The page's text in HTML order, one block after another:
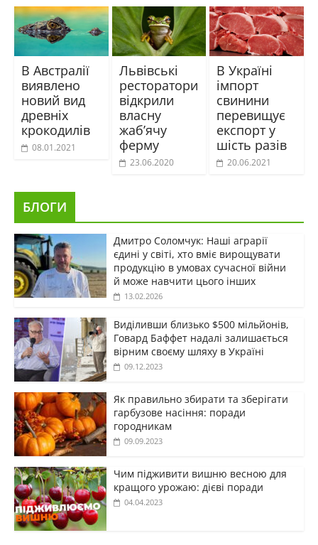
В Австралії
виявлено
новий вид
древніх
крокодилів
08.01.2021
Львівські
ресторатори
відкрили
власну
жаб’ячу
ферму
23.06.2020
В Україні
імпорт
свинини
перевищує
експорт у
шість разів
20.06.2021
БЛОГИ
Дмитро Соломчук: Наші аграрії
єдині у світі, хто вміє вирощувати
продукцію в умовах сучасної війни
й може навчити цього інших
13.02.2026
Виділивши близько $500 мільйонів,
Говард Баффет надалі залишається
вірним своєму шляху в Україні
09.12.2023
Як правильно збирати та зберігати
гарбузове насіння: поради
городникам
09.09.2023
Чим підживити вишню весною для
кращого урожаю: дієві поради
04.04.2023